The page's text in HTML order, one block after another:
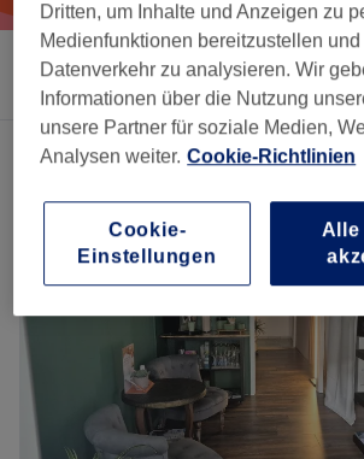
Sortieren nach Beliebiger Preis
Ein Salon, der anbietet: sugaring in Emden,
Dritten, um Inhalte und Anzeigen zu
Medienfunktionen bereitzustellen und
Datenverkehr zu analysieren. Wir
Informationen über die Nutzung
unsere Partner für soziale Medien,
Analysen weiter. Cookie-Richtlinien
Cookie-
Einstellungen